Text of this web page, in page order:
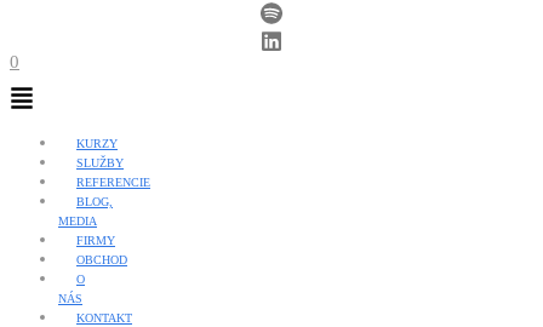
0
Menu
KURZY
SLUŽBY
REFERENCIE
BLOG,
MEDIA
FIRMY
OBCHOD
O
NÁS
KONTAKT